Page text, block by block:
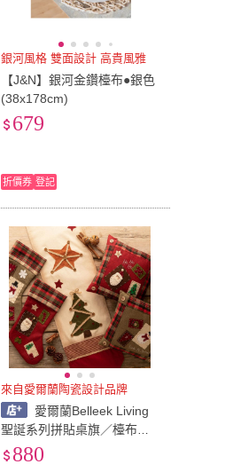
銀河風格 雙面設計 高貴風雅
【J&N】銀河金鑽檯布●銀色
(38x178cm)
679
折價券 登記
來自愛爾蘭陶瓷設計品牌
愛爾蘭Belleek Living
聖誕系列拼貼桌旗／檯布／
裝飾桌布桌巾 絕版品限量1
880